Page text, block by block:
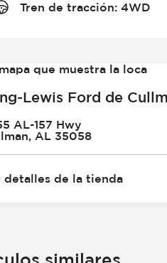
Tren de tracción: 4WD
Lewis Ford de
AL-157 Hwy
AL 35058
detalles de la tienda
similares